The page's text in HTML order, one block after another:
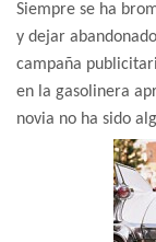
Siempre se ha
y dejar
campaña
en la gasolinera
novia no ha sido